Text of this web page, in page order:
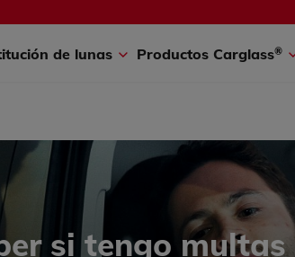
de lunas Productos Carglass®
si tengo